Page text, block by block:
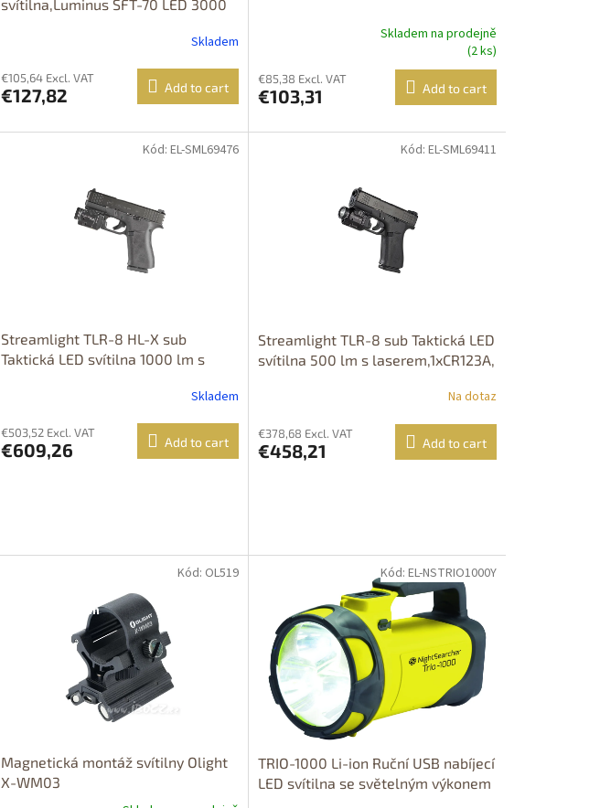
svítilna,Luminus SFT-70 LED 3000
Skladem
€105,64 Excl. VAT
€127,82 Add to cart
Skladem na prodejně
(2 ks)
€85,38 Excl. VAT
€103,31 Add to cart
Streamlight TLR-8 HL-X sub
Taktická LED svítilna 1000 lm s
POUZE NA ÚZEMÍ ČR!!! Typ: Zelený
laser - GLOCK 43X/48 Rail
Skladem
€503,52 Excl. VAT
€609,26 Add to cart
Kód: EL-SML69476
Streamlight TLR-8 sub Taktická LED
svítilna 500 lm s laserem,1xCR123A,
ČR!!! Typ: TLR 8 sub - červený laser
Na dotaz
€378,68 Excl. VAT
€458,21 Add to cart
Kód: EL-SML69411
Dostupnost 24h
Magnetická montáž svítilny Olight
X-WM03
Kód: OL519
TRIO-1000 Li-ion Ruční USB nabíjecí
LED svítilna se světelným výkonem
Kód: EL-NSTRIO1000Y